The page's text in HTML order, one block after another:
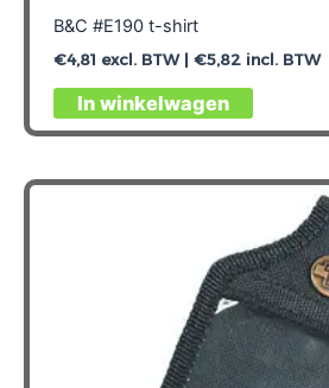
B&C #E190 t-shirt
€4,81 excl. BTW | €5,82incl. BTW
In winkelwagen
Dit
product
meerdere
variaties.
Deze
optie
kan
gekozen
worden
op